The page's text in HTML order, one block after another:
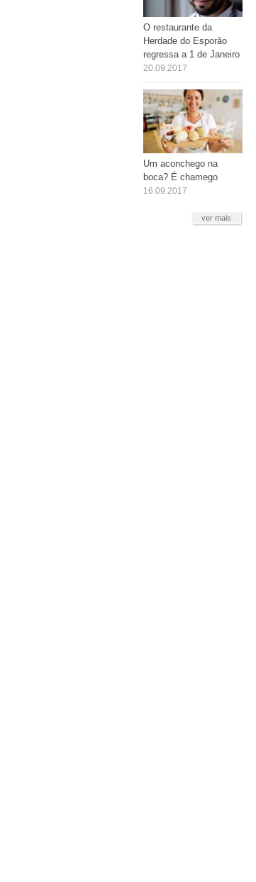
O restaurante da
Herdade do Esporão
regressa a 1 de Janeiro
20.09.2017
Um aconchego na
boca? É chamego
16.09.2017
ver mais